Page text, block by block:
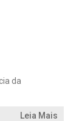
da
Leia Mais